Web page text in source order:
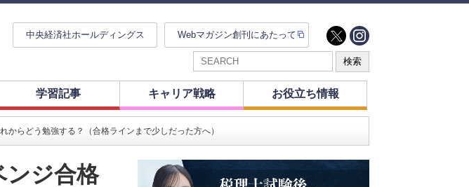
中央経済社ホールディングス Webマガジン創刊にあたって
学習記事 キャリア戦略 お役立ち情報
からどう勉強する？（合格ラインまで少しだった方へ）
ンジ合格